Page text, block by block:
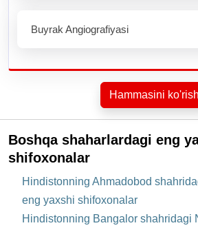
Buyrak Angiografiyasi
Hammasini ko'rish
Boshqa shaharlardagi eng
shifoxonalar
Hindistonning Ahmadobod
eng yaxshi shifoxonalar
Hindistonning Bangalor shahridagi